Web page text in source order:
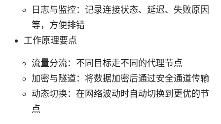
日志与监控：记录连接状态、延迟、失败原因
等，方便排错
工作原理要点
流量分流：不同目标走不同的代理节点
加密与隧道：将数据加密后通过安全通道传输
动态切换：在网络波动时自动切换到更优的节
点